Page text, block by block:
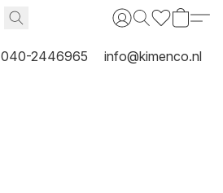
040-2446965 info@kimenco.nl